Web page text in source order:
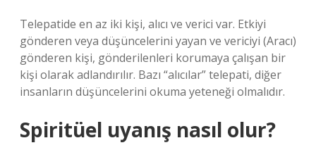
Telepatide en az iki kişi, alıcı ve verici var. Etkiyi
gönderen veya düşüncelerini yayan ve vericiyi (Aracı)
gönderen kişi, gönderilenleri korumaya çalışan bir
kişi olarak adlandırılır. Bazı “alıcılar” telepati, diğer
insanların düşüncelerini okuma yeteneği olmalıdır.
Spiritüel uyanış nasıl olur?